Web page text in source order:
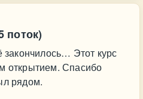
поток)
Этот курс
открытием. Спасибо
рядом.